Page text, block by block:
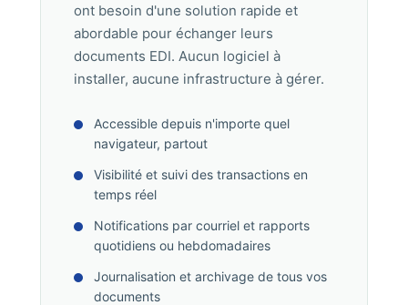
ont besoin d'une solution rapide et
abordable pour échanger leurs
documents EDI. Aucun logiciel à
installer, aucune infrastructure à gérer.
Accessible depuis n'importe quel
navigateur, partout
Visibilité et suivi des transactions en
temps réel
Notifications par courriel et rapports
quotidiens ou hebdomadaires
Journalisation et archivage de tous vos
documents